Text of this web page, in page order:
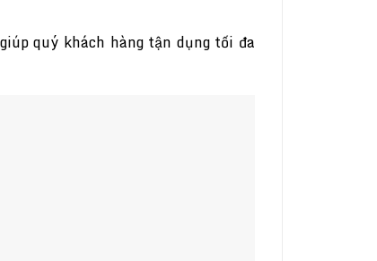
quý khách hàng tận dụng tối đa